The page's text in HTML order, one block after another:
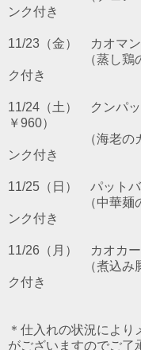
ンク付き
11/23（金） カオマ
（蒸し鶏のせご
ク付き
11/24（土） クンパ
￥960）
（海老のカレー
ンク付き
11/25（日） パット
（中華麺の焼き
ンク付き
11/26（月） カオカ
（煮込み豚足ご
ク付き
＊仕入れの状況によ
がございますのでご了